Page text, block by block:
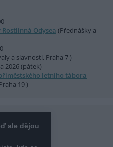
Odysea (Přednášky a
a slavnosti, Praha 7 )
2026 (pátek)
letního tábora
19 )